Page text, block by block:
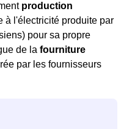
production
à l'électricité produite par
pour sa propre
de la fourniture
par les fournisseurs